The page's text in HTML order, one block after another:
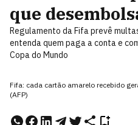
que
Regulamento da Fifa prevê
entenda quem paga a conta e
Copa do Mundo
Fifa: cada cartão amarelo recebido
(AFP)